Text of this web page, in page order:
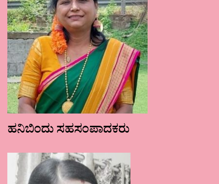
ಹನಿಬಿಂದು ಸಹಸಂಪಾದಕರು